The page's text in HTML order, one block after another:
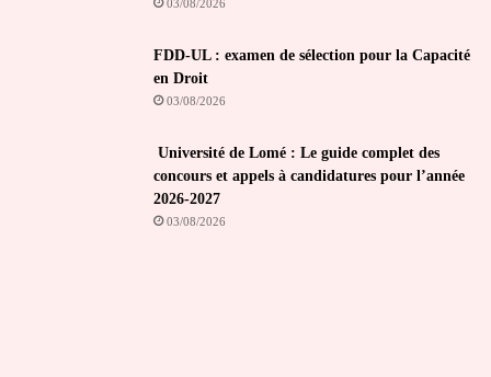
03/08/2026
FDD-UL : examen de sélection pour la Capacité
en Droit
03/08/2026
Université de Lomé : Le guide complet des
concours et appels à candidatures pour l’année
2026-2027
03/08/2026